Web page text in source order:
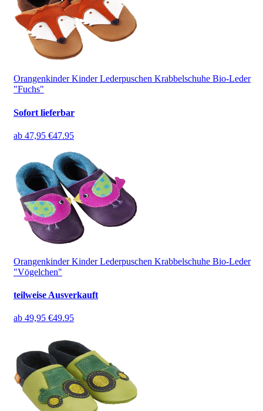
Orangenkinder Kinder Lederpuschen Krabbelschuhe Bio-Leder
"Fuchs"
Sofort lieferbar
ab 47,95 €47.95
Orangenkinder Kinder Lederpuschen Krabbelschuhe Bio-Leder
"Vögelchen"
teilweise Ausverkauft
ab 49,95 €49.95